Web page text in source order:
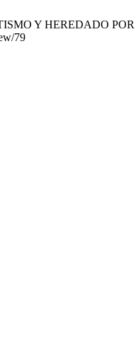
Y HEREDADO POR
79